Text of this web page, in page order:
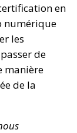
en
numérique
les
de
manière
de la